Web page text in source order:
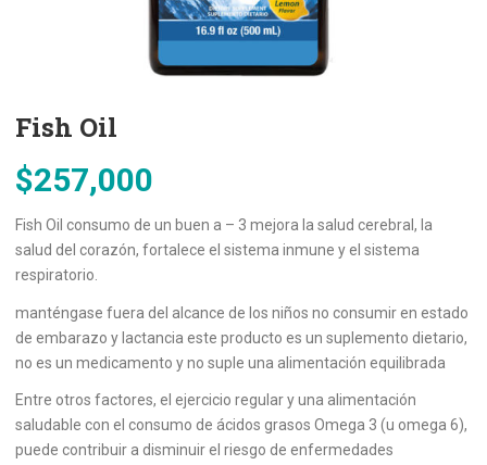
Fish Oil
$257,000
Fish Oil consumo de un buen a – 3 mejora la salud cerebral, la
salud del corazón, fortalece el sistema inmune y el sistema
respiratorio.
manténgase fuera del alcance de los niños no consumir en estado
de embarazo y lactancia este producto es un suplemento dietario,
no es un medicamento y no suple una alimentación equilibrada
Entre otros factores, el ejercicio regular y una alimentación
saludable con el consumo de ácidos grasos Omega 3 (u omega 6),
puede contribuir a disminuir el riesgo de enfermedades